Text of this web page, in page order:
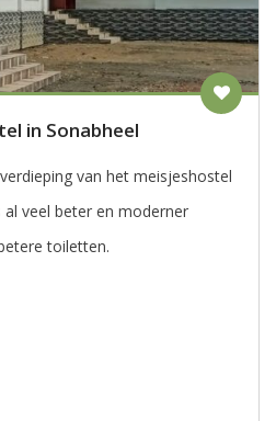
in Sonabheel
van het meisjeshostel
veel beter en moderner
toiletten.